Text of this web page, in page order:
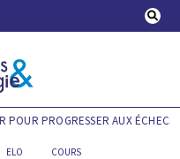
PROGRESSER AUX ÉCHECS !
ELO COURS